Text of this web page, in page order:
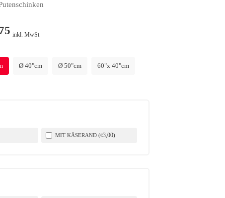
inkl. MwSt
Ø 40"cm Ø 50"cm 60"x 40"cm
MIT KÄSERAND (€3,00)